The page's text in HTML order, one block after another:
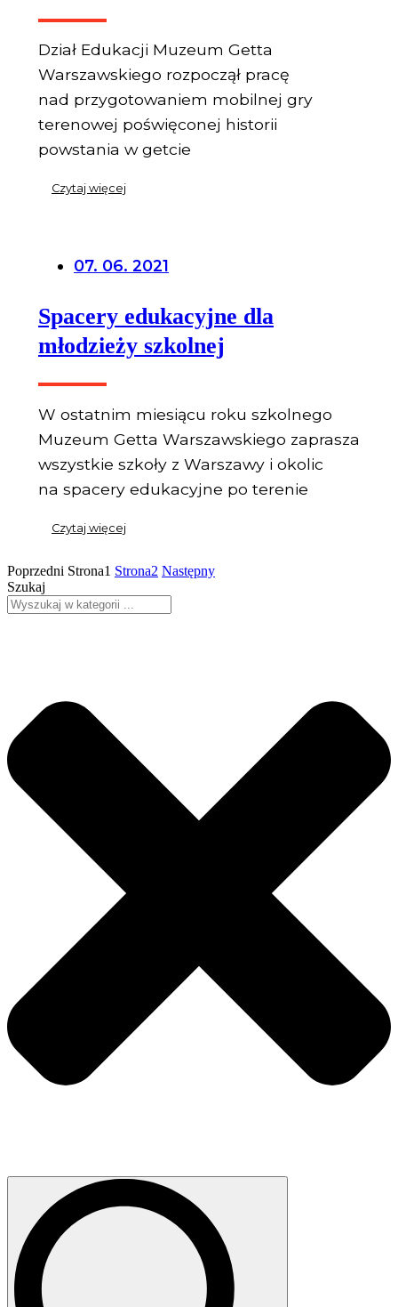
Dział Edukacji Muzeum Getta
Warszawskiego rozpoczął pracę
nad przygotowaniem mobilnej gry
terenowej poświęconej historii
powstania w getcie
Czytaj więcej
07. 06. 2021
Spacery edukacyjne dla
młodzieży szkolnej
W ostatnim miesiącu roku szkolnego
Muzeum Getta Warszawskiego zaprasza
wszystkie szkoły z Warszawy i okolic
na spacery edukacyjne po terenie
Czytaj więcej
Poprzedni Strona1 Strona2 Następny
Szukaj